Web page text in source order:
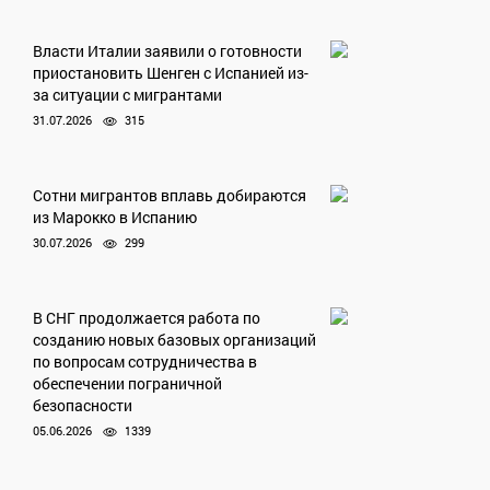
Власти Италии заявили о готовности
приостановить Шенген с Испанией из-
за ситуации с мигрантами
31.07.2026 315
Сотни мигрантов вплавь добираются
из Марокко в Испанию
30.07.2026 299
В СНГ продолжается работа по
созданию новых базовых организаций
по вопросам сотрудничества в
обеспечении пограничной
безопасности
05.06.2026 1339